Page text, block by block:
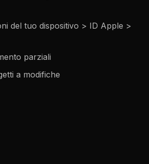
del tuo dispositivo > ID Apple >
parziali
a modifiche